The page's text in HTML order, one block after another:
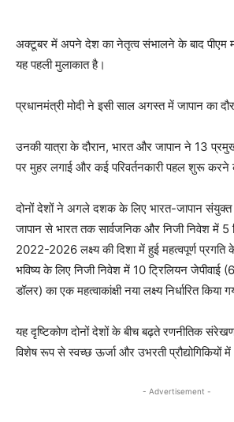
अक्टूबर में अपने देश का नेतृत्व संभालने के बाद पीएम
यह पहली मुलाकात है।
प्रधानमंत्री मोदी ने इसी साल अगस्त में जापान का
उनकी यात्रा के दौरान, भारत और जापान ने 13
पर मुहर लगाई और कई परिवर्तनकारी पहल शुरू करने
दोनों देशों ने अगले दशक के लिए भारत-जापान संयुक्त
जापान से भारत तक सार्वजनिक और निजी निवेश में 5
2022-2026 लक्ष्य की दिशा में हुई महत्वपूर्ण
भविष्य के लिए निजी निवेश में 10 ट्रिलियन जेपीवाई
डॉलर) का एक महत्वाकांक्षी नया लक्ष्य निर्धारित किया
यह दृष्टिकोण दोनों देशों के बीच बढ़ते रणनीतिक
विशेष रूप से स्वच्छ ऊर्जा और उभरती प्रौद्योगिकियों
- Advertisement -